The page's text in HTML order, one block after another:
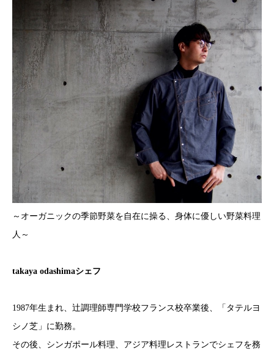
～オーガニックの季節野菜を自在に操る、身体に優しい野菜料理
人～
takaya odashimaシェフ
1987年生まれ、辻調理師専門学校フランス校卒業後、「タテルヨ
シノ芝」に勤務。
その後、シンガポール料理、アジア料理レストランでシェフを務